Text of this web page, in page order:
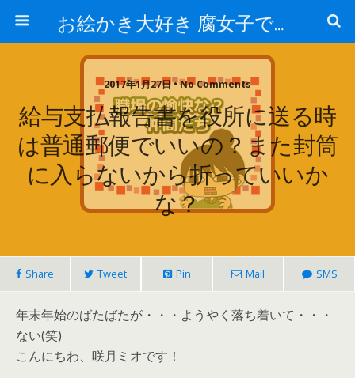
お絵かき大好き 腐女子でゲーマーのおかしな生活
2017年1月27日 • No Comments
給与支払報告書を役所に送る時
は普通郵便でいいの？また封筒
に入らないから折っていいか
な？
Share Tweet Pin Mail SMS
年末年始のばたばたが・・・ようやく落ち着いて・・・
ない(笑)
こんにちわ、咲月ミオです！